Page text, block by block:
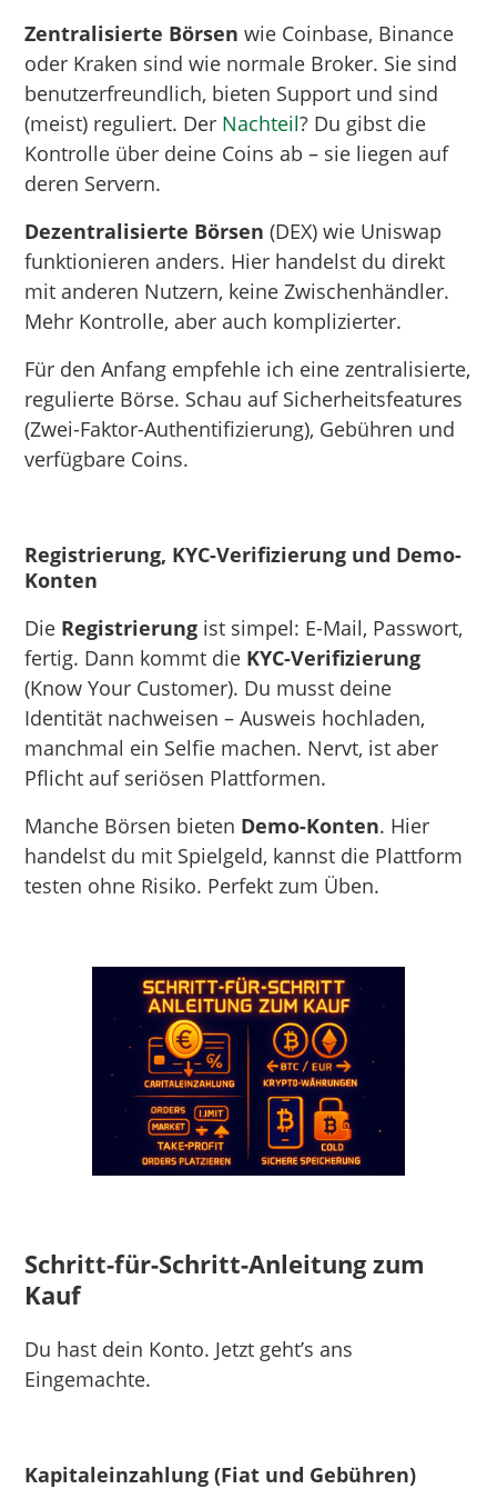
Zentralisierte Börsen wie Coinbase, Binance
oder Kraken sind wie normale Broker. Sie sind
benutzerfreundlich, bieten Support und sind
(meist) reguliert. Der Nachteil? Du gibst die
Kontrolle über deine Coins ab – sie liegen auf
deren Servern.
Dezentralisierte Börsen (DEX) wie Uniswap
funktionieren anders. Hier handelst du direkt
mit anderen Nutzern, keine Zwischenhändler.
Mehr Kontrolle, aber auch komplizierter.
Für den Anfang empfehle ich eine zentralisierte,
regulierte Börse. Schau auf Sicherheitsfeatures
(Zwei-Faktor-Authentifizierung), Gebühren und
verfügbare Coins.
Registrierung, KYC-Verifizierung und Demo-
Konten
Die Registrierung ist simpel: E-Mail, Passwort,
fertig. Dann kommt die KYC-Verifizierung
(Know Your Customer). Du musst deine
Identität nachweisen – Ausweis hochladen,
manchmal ein Selfie machen. Nervt, ist aber
Pflicht auf seriösen Plattformen.
Manche Börsen bieten Demo-Konten. Hier
handelst du mit Spielgeld, kannst die Plattform
testen ohne Risiko. Perfekt zum Üben.
Schritt-für-Schritt-Anleitung zum
Kauf
Du hast dein Konto. Jetzt geht’s ans
Eingemachte.
Kapitaleinzahlung (Fiat und Gebühren)